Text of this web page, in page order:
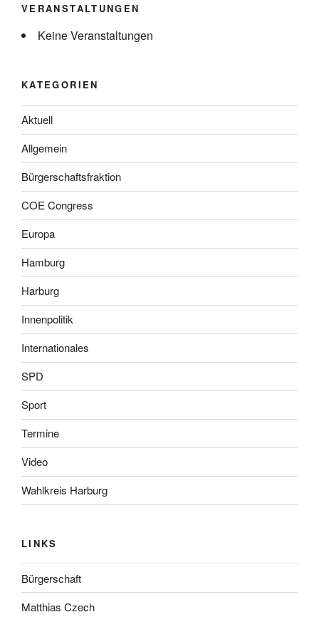
VERANSTALTUNGEN
Keine Veranstaltungen
KATEGORIEN
Aktuell
Allgemein
Bürgerschaftsfraktion
COE Congress
Europa
Hamburg
Harburg
Innenpolitik
Internationales
SPD
Sport
Termine
Video
Wahlkreis Harburg
LINKS
Bürgerschaft
Matthias Czech